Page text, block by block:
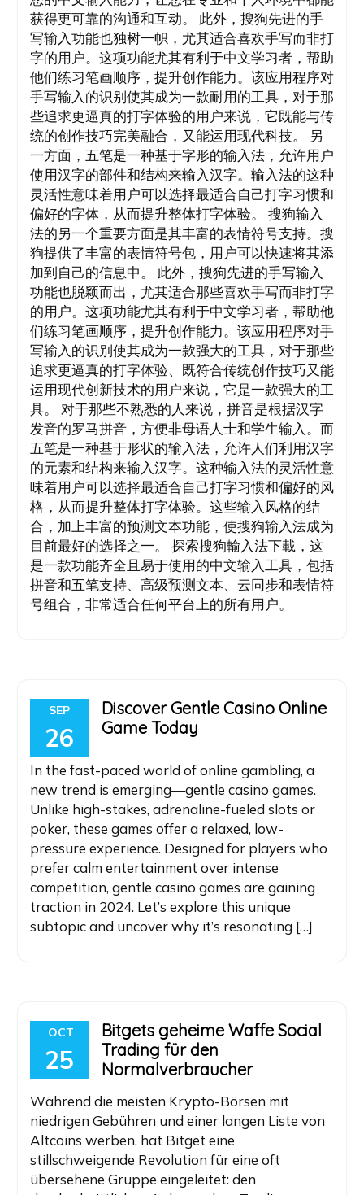
获得更可靠的沟通和互动。 此外，搜狗先进的手
写输入功能也独树一帜，尤其适合喜欢手写而非打
字的用户。这项功能尤其有利于中文学习者，帮助
他们练习笔画顺序，提升创作能力。该应用程序对
手写输入的识别使其成为一款耐用的工具，对于那
些追求更逼真的打字体验的用户来说，它既能与传
统的创作技巧完美融合，又能运用现代科技。 另
一方面，五笔是一种基于字形的输入法，允许用户
使用汉字的部件和结构来输入汉字。输入法的这种
灵活性意味着用户可以选择最适合自己打字习惯和
偏好的字体，从而提升整体打字体验。 搜狗输入
法的另一个重要方面是其丰富的表情符号支持。搜
狗提供了丰富的表情符号包，用户可以快速将其添
加到自己的信息中。 此外，搜狗先进的手写输入
功能也脱颖而出，尤其适合那些喜欢手写而非打字
的用户。这项功能尤其有利于中文学习者，帮助他
们练习笔画顺序，提升创作能力。该应用程序对手
写输入的识别使其成为一款强大的工具，对于那些
追求更逼真的打字体验、既符合传统创作技巧又能
运用现代创新技术的用户来说，它是一款强大的工
具。 对于那些不熟悉的人来说，拼音是根据汉字
发音的罗马拼音，方便非母语人士和学生输入。而
五笔是一种基于形状的输入法，允许人们利用汉字
的元素和结构来输入汉字。这种输入法的灵活性意
味着用户可以选择最适合自己打字习惯和偏好的风
格，从而提升整体打字体验。这些输入风格的结
合，加上丰富的预测文本功能，使搜狗输入法成为
目前最好的选择之一。 探索搜狗輸入法下載，这
是一款功能齐全且易于使用的中文输入工具，包括
拼音和五笔支持、高级预测文本、云同步和表情符
号组合，非常适合任何平台上的所有用户。
SEP
26
Discover Gentle Casino Online
Game Today
In the fast-paced world of online gambling, a
new trend is emerging—gentle casino games.
Unlike high-stakes, adrenaline-fueled slots or
poker, these games offer a relaxed, low-
pressure experience. Designed for players who
prefer calm entertainment over intense
competition, gentle casino games are gaining
traction in 2024. Let’s explore this unique
subtopic and uncover why it’s resonating […]
OCT
25
Bitgets geheime Waffe Social
Trading für den
Normalverbraucher
Während die meisten Krypto-Börsen mit
niedrigen Gebühren und einer langen Liste von
Altcoins werben, hat Bitget eine
stillschweigende Revolution für eine oft
übersehene Gruppe eingeleitet: den